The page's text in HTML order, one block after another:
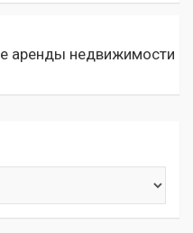
аренды недвижимости